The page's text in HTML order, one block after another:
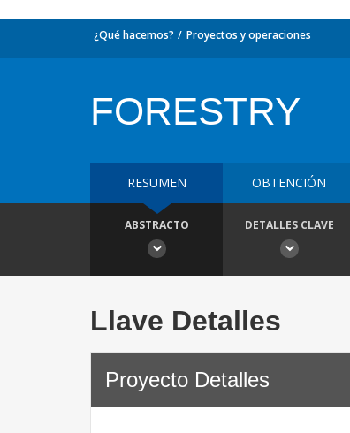
¿Qué hacemos? Proyectos y operaciones
FORESTRY
RESUMEN OBTENCIÓN
ABSTRACTO DETALLES CLAVE
Llave Detalles
Proyecto Detalles